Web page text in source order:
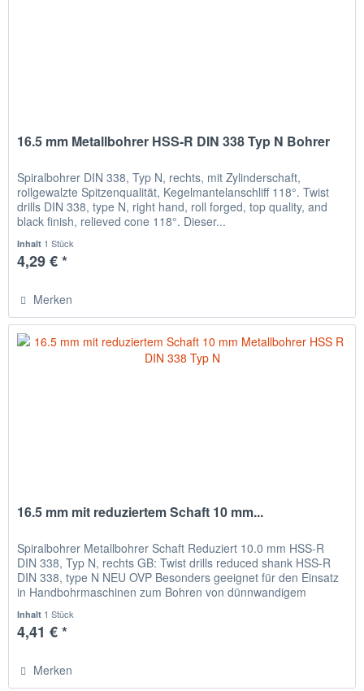
16.5 mm Metallbohrer HSS-R DIN 338 Typ N Bohrer
Spiralbohrer DIN 338, Typ N, rechts, mit Zylinderschaft,
rollgewalzte Spitzenqualität, Kegelmantelanschliff 118°. Twist
drills DIN 338, type N, right hand, roll forged, top quality, and
black finish, relieved cone 118°. Dieser...
Inhalt 1 Stück
4,29 € *
Merken
16.5 mm mit reduziertem Schaft 10 mm...
Spiralbohrer Metallbohrer Schaft Reduziert 10.0 mm HSS-R
DIN 338, Typ N, rechts GB: Twist drills reduced shank HSS-R
DIN 338, type N NEU OVP Besonders geeignet für den Einsatz
in Handbohrmaschinen zum Bohren von dünnwandigem
Inhalt 1 Stück
4,41 € *
Merken